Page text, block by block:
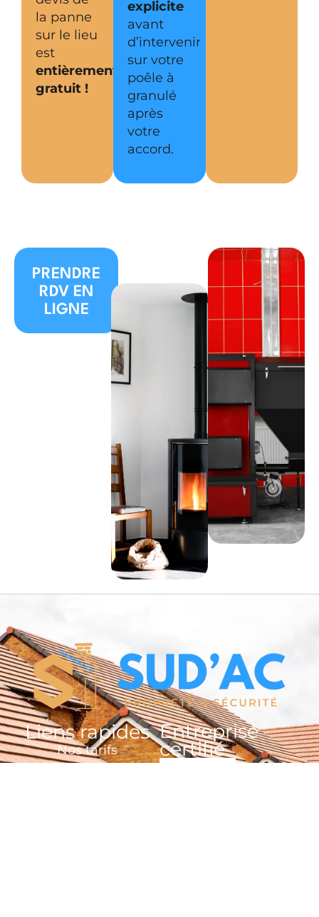
la panne
sur le lieu
est
entièrement
gratuit !
explicite
avant
d’intervenir
sur votre
poêle à
granulé
après
votre
accord.
PRENDRE
RDV EN
LIGNE
Liens rapides
Nos tarifs
Entreprise
certifié